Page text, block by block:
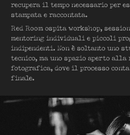
recupera il tempo necessario per
stampata e raccontata.
Red Room ospita workshop,
mentoring individuali e piccoli
indipendenti. Non è soltanto uno
tecnico, ma uno spazio aperto
fotografica, dove il processo
finale.